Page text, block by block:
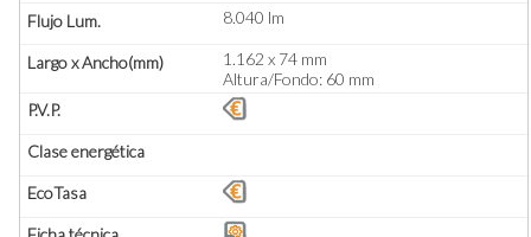
8.040 lm
1.162 x 74 mm
Altura/Fondo: 60 mm